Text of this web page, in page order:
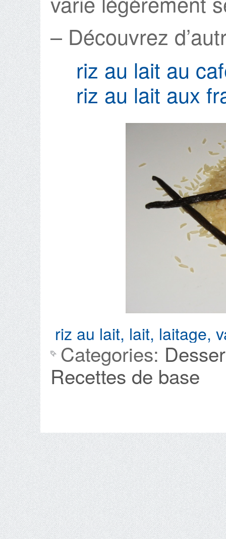
– Découvrez
riz au lait au
riz au lait aux
riz au lait, lait, laitage,
Categories:
Recettes de base